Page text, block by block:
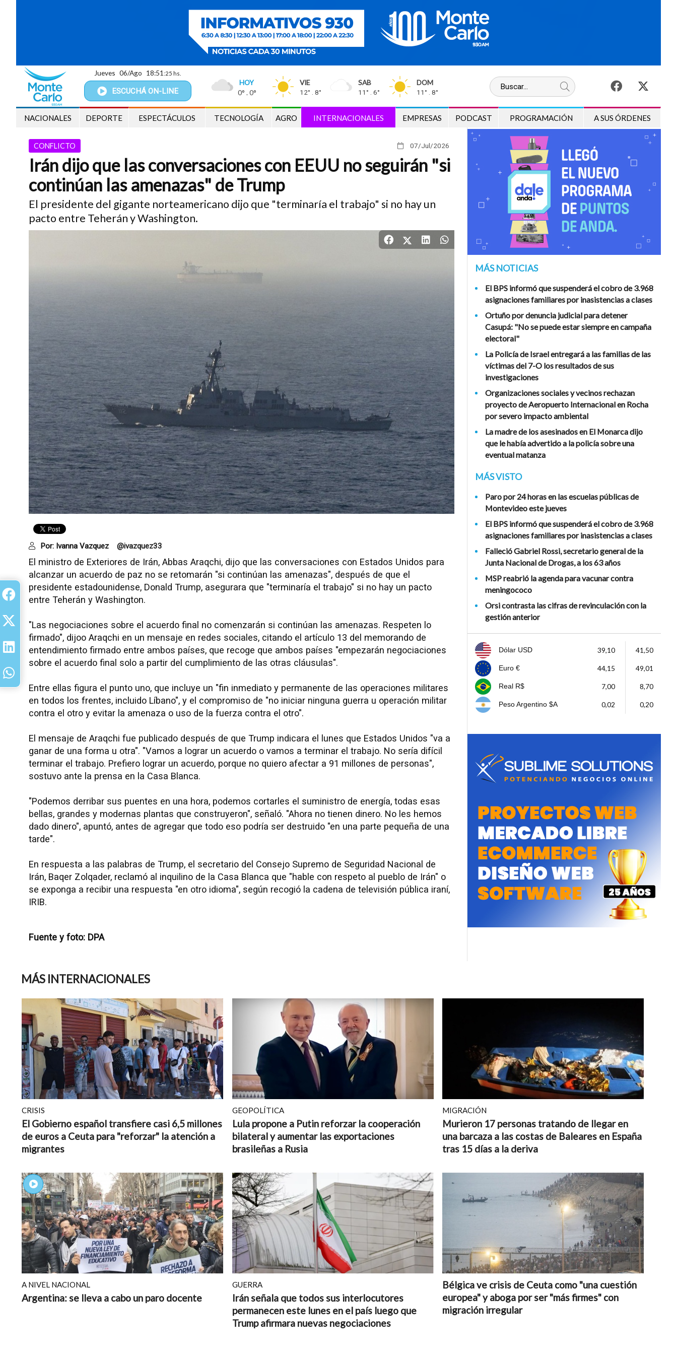
ESCUCHÁ ON-LINE
HOY
0° . 0°
VIE
12° . 8°
SAB
11° . 6°
DOM
11° . 8°
Jueves 06/Ago 18:51 :26 hs.
NACIONALES DEPORTE ESPECTÁCULOS TECNOLOGÍA AGRO INTERNACIONALES EMPRESAS PODCAST PROGRAMACIÓN A SUS ÓRDENES
07/Jul/2026
CONFLICTO
Irán dijo que las conversaciones con EEUU no seguirán "si
continúan las amenazas" de Trump
El presidente del gigante norteamericano dijo que "terminaría el trabajo" si no hay un
pacto entre Teherán y Washington.
Por: Ivanna Vazquez @ivazquez33
El ministro de Exteriores de Irán, Abbas Araqchi, dijo que las conversaciones con Estados Unidos para
alcanzar un acuerdo de paz no se retomarán "si continúan las amenazas", después de que el
presidente estadounidense, Donald Trump, asegurara que "terminaría el trabajo" si no hay un pacto
entre Teherán y Washington.
"Las negociaciones sobre el acuerdo final no comenzarán si continúan las amenazas. Respeten lo
firmado", dijoo Araqchi en un mensaje en redes sociales, citando el artículo 13 del memorando de
entendimiento firmado entre ambos países, que recoge que ambos países "empezarán negociaciones
sobre el acuerdo final solo a partir del cumplimiento de las otras cláusulas".
Entre ellas figura el punto uno, que incluye un "fin inmediato y permanente de las operaciones militares
en todos los frentes, incluido Líbano", y el compromiso de "no iniciar ninguna guerra u operación militar
contra el otro y evitar la amenaza o uso de la fuerza contra el otro".
El mensaje de Araqchi fue publicado después de que Trump indicara el lunes que Estados Unidos "va a
ganar de una forma u otra". "Vamos a lograr un acuerdo o vamos a terminar el trabajo. No sería difícil
terminar el trabajo. Prefiero lograr un acuerdo, porque no quiero afectar a 91 millones de personas",
sostuvo ante la prensa en la Casa Blanca.
"Podemos derribar sus puentes en una hora, podemos cortarles el suministro de energía, todas esas
bellas, grandes y modernas plantas que construyeron", señaló. "Ahora no tienen dinero. No les hemos
dado dinero", apuntó, antes de agregar que todo eso podría ser destruido "en una parte pequeña de una
tarde".
En respuesta a las palabras de Trump, el secretario del Consejo Supremo de Seguridad Nacional de
Irán, Baqer Zolqader, reclamó al inquilino de la Casa Blanca que "hable con respeto al pueblo de Irán" o
se exponga a recibir una respuesta "en otro idioma", según recogió la cadena de televisión pública iraní,
IRIB.
Fuente y foto: DPA
MÁS NOTICIAS
El BPS informó que suspenderá el cobro de 3.968
asignaciones familiares por inasistencias a clases
Ortuño por denuncia judicial para detener
Casupá: "No se puede estar siempre en campaña
electoral"
La Policía de Israel entregará a las familias de las
víctimas del 7-O los resultados de sus
investigaciones
Organizaciones sociales y vecinos rechazan
proyecto de Aeropuerto Internacional en Rocha
por severo impacto ambiental
La madre de los asesinados en El Monarca dijo
que le había advertido a la policía sobre una
eventual matanza
MÁS VISTO
Paro por 24 horas en las escuelas públicas de
Montevideo este jueves
El BPS informó que suspenderá el cobro de 3.968
asignaciones familiares por inasistencias a clases
Falleció Gabriel Rossi, secretario general de la
Junta Nacional de Drogas, a los 63 años
MSP reabrió la agenda para vacunar contra
meningococo
Orsi contrasta las cifras de revinculación con la
gestión anterior
Dólar USD 39,10 41,50
Euro € 44,15 49,01
Real R$ 7,00 8,70
Peso Argentino $A 0,02 0,20
MÁS INTERNACIONALES
CRISIS
El Gobierno español transfiere casi 6,5 millones
de euros a Ceuta para "reforzar" la atención a
migrantes
GEOPOLÍTICA
Lula propone a Putin reforzar la cooperación
bilateral y aumentar las exportaciones
brasileñas a Rusia
MIGRACIÓN
Murieron 17 personas tratando de llegar en
una barcaza a las costas de Baleares en España
tras 15 días a la deriva
A NIVEL NACIONAL
Argentina: se lleva a cabo un paro docente
GUERRA
Irán señala que todos sus interlocutores
permanecen este lunes en el país luego que
Trump afirmara nuevas negociaciones
Bélgica ve crisis de Ceuta como "una cuestión
europea" y aboga por ser "más firmes" con
migración irregular